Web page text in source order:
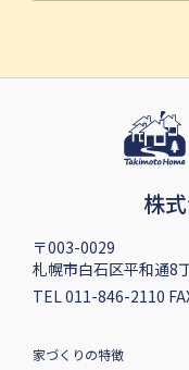
株
〒003-0029
札幌市白石区平和通8
TEL 011-846-2110
家づくりの特徴